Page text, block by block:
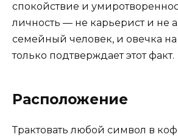
спокойствие и
личность — не карьерист и не
семейный человек, и овечка
только подтверждает этот факт.
Расположение
Трактовать любой символ в